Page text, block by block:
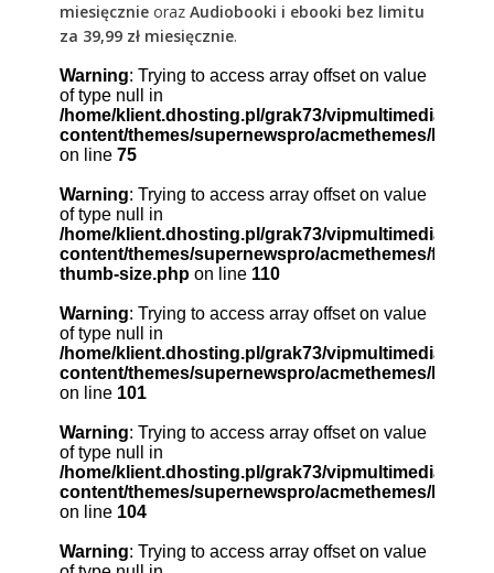
miesięcznieoraz Audiobooki i ebooki bez limitu
za 39,99 zł miesięcznie.